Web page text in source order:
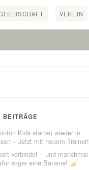
VEREIN
BEITRÄGE
Kids starten wieder in
– Jetzt mit neuem Trainer!
verbindet – und manchmal
sogar eine Banane!